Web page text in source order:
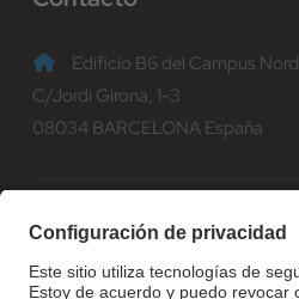
Edificio B6 del Campus Nord
C/Jordi Girona, 1-3
08034 BARCELONA España
informacio@fib.upc.edu